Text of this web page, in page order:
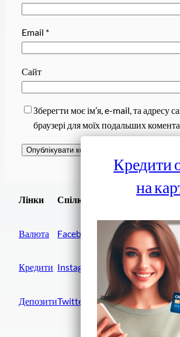
Email *
Сайт
Зберегти моє ім’я, e-mail, та адресу
браузері для моїх подальших
Лінки
Валюта
Кредити
Депозити
Спілки
Facebook
Instagram
Twitter
Кредити
на